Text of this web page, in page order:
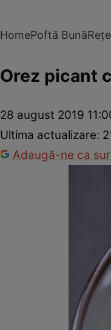
HomePoftă Bună
Orez picant
28 august 2019
Ultima actualizare:
Adaugă-ne ca